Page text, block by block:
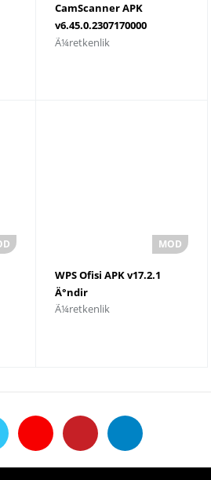
CamScanner APK
v6.45.0.2307170000
Android iÃ§in
Ã¼retkenlik
WPS Ofisi APK v17.2.1
Ä°ndir
Ã¼retkenlik